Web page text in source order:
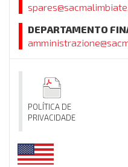
DEPARTAMENTO
POLÍTICA DE
PRIVACIDADE